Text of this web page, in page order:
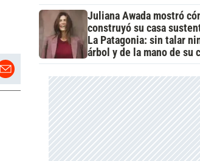
Juliana Awada mostró
construyó su casa
La Patagonia: sin talar
árbol y de la mano de su